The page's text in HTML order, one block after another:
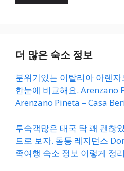
더 많은 숙소 정보
분위기있는 이탈리아 아렌
한눈에 비교해요. Arenzano
Arenzano Pineta – Casa
투숙객많은 태국 탁 꽤 괜찮
트로 보자. 돔통 레지던스
족여행 숙소 정보 이렇게 정